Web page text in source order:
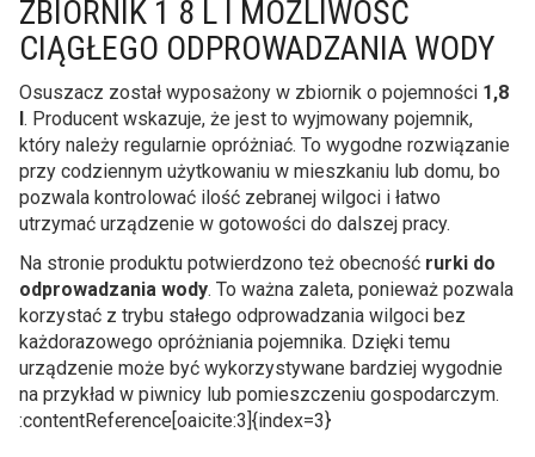
ZBIORNIK 1 8 L I MOŻLIWOŚĆ
CIĄGŁEGO ODPROWADZANIA WODY
Osuszacz został wyposażony w zbiornik o pojemności 1,8
l. Producent wskazuje, że jest to wyjmowany pojemnik,
który należy regularnie opróżniać. To wygodne rozwiązanie
przy codziennym użytkowaniu w mieszkaniu lub domu, bo
pozwala kontrolować ilość zebranej wilgoci i łatwo
utrzymać urządzenie w gotowości do dalszej pracy.
Na stronie produktu potwierdzono też obecność rurki do
odprowadzania wody. To ważna zaleta, ponieważ pozwala
korzystać z trybu stałego odprowadzania wilgoci bez
każdorazowego opróżniania pojemnika. Dzięki temu
urządzenie może być wykorzystywane bardziej wygodnie
na przykład w piwnicy lub pomieszczeniu gospodarczym.
:contentReference[oaicite:3]{index=3}